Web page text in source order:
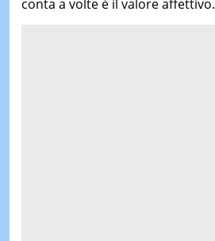
conta a volte è il valore affettivo.